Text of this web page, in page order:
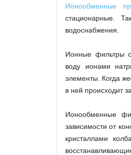
Ионообменные
стационарные.
водоснабжения.
Ионные фильтры
воду ионами
элементы. Когда
в ней происходит
Ионообменные
зависимости от
кристаллами